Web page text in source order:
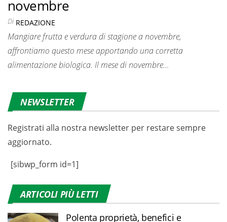
novembre
Di REDAZIONE
Mangiare frutta e verdura di stagione a novembre,
affrontiamo questo mese apportando una corretta
alimentazione biologica. Il mese di novembre…
NEWSLETTER
Registrati alla nostra newsletter per restare sempre
aggiornato.
[sibwp_form id=1]
ARTICOLI PIÙ LETTI
Polenta proprietà, benefici e